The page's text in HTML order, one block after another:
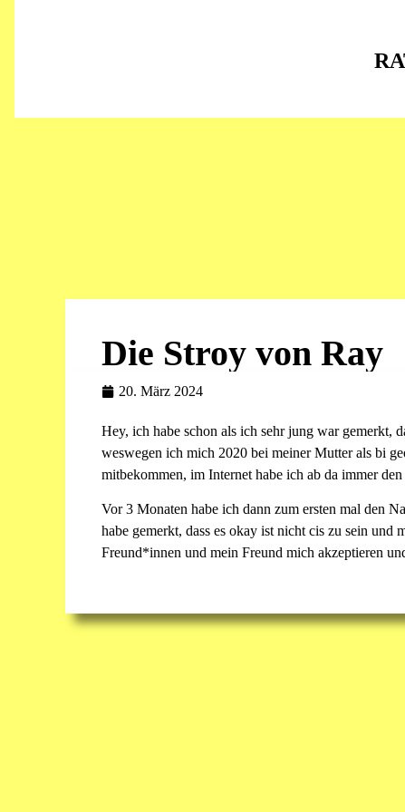
Die Stroy von Ray
20. März 2024
Hey, ich habe schon als ich sehr jung war gemerkt,
weswegen ich mich 2020 bei meiner Mutter als bi
mitbekommen, im Internet habe ich ab da immer
Vor 3 Monaten habe ich dann zum ersten mal den
habe gemerkt, dass es okay ist nicht cis zu sein
Freund*innen und mein Freund mich akzeptieren